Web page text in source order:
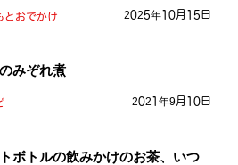
とおでかけ 2025年10月15日
みぞれ煮
2021年9月10日
ボトルの飲みかけのお茶、いつ